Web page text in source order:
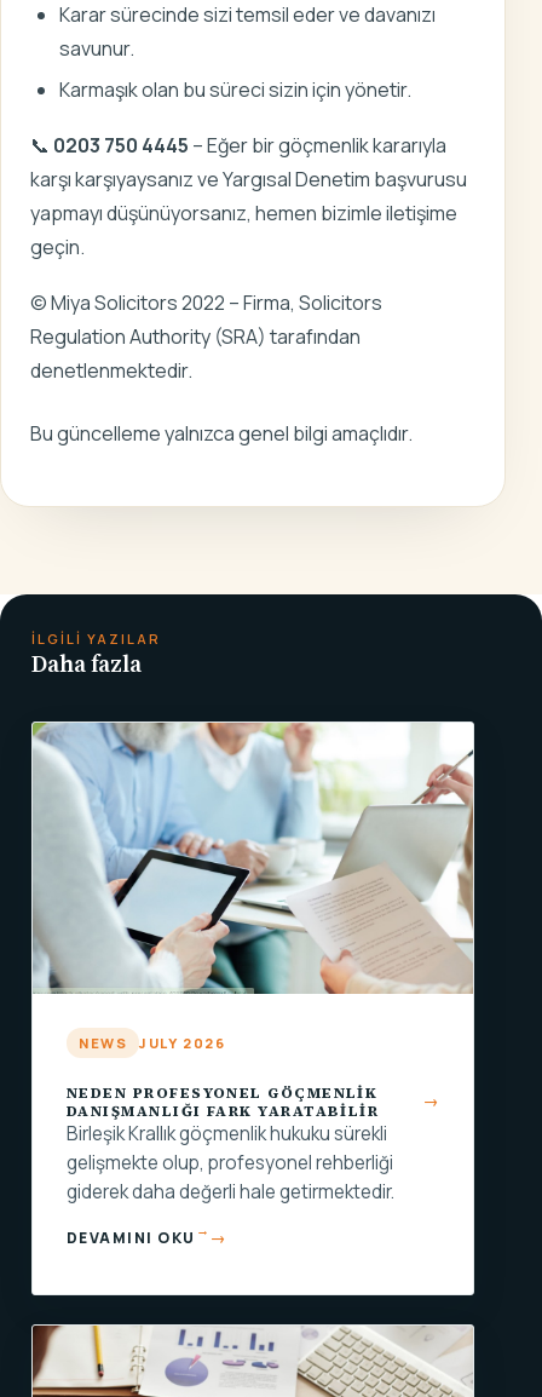
Karar sürecinde sizi temsil eder ve davanızı
savunur.
Karmaşık olan bu süreci sizin için yönetir.
📞 0203 750 4445 – Eğer bir göçmenlik kararıyla
karşı karşıyaysanız ve Yargısal Denetim başvurusu
yapmayı düşünüyorsanız, hemen bizimle iletişime
geçin.
© Miya Solicitors 2022 – Firma, Solicitors
Regulation Authority (SRA) tarafından
denetlenmektedir.
Bu güncelleme yalnızca genel bilgi amaçlıdır.
İLGILI YAZILAR
Daha fazla
NEWS JULY 2026
NEDEN PROFESYONEL GÖÇMENLIK
DANIŞMANLIĞI FARK YARATABILIR
Birleşik Krallık göçmenlik hukuku sürekli
gelişmekte olup, profesyonel rehberliği
giderek daha değerli hale getirmektedir.
DEVAMINI OKU →